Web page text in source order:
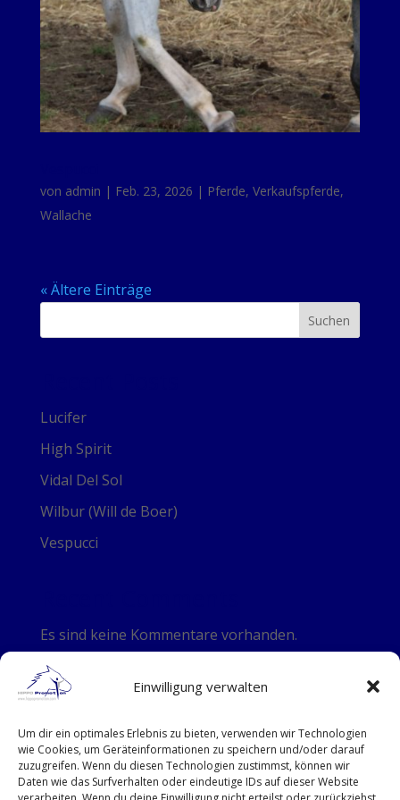
Einwilligung verwalten
Um dir ein optimales Erlebnis zu bieten, verwenden wir Technologien
wie Cookies, um Geräteinformationen zu speichern und/oder darauf
zuzugreifen. Wenn du diesen Technologien zustimmst, können wir
Daten wie das Surfverhalten oder eindeutige IDs auf dieser Website
von admin | Feb. 23, 2026 | Pferde, Verkaufspferde,
Wallache
« Ältere Einträge
Suchen
Lucifer
High Spirit
Vidal Del Sol
Wilbur (Will de Boer)
Vespucci
Es sind keine Kommentare vorhanden.
Alter Weg 11 in 36367 Wartenberg
Kontakt